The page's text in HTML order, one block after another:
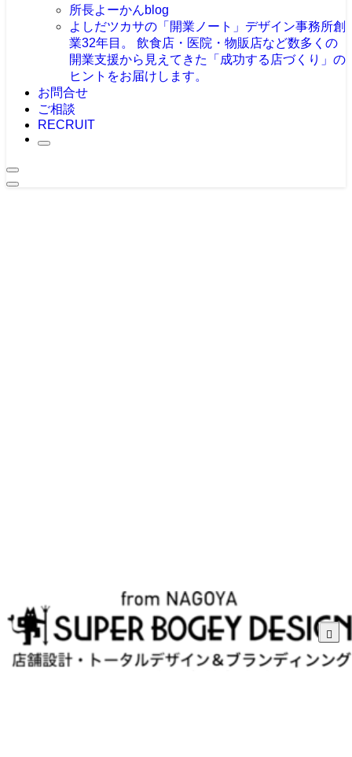
所長よーかんblog
よしだツカサの「開業ノート」 デザイン事務所創
業32年目。 飲食店・医院・物販店など数多くの
開業支援から見えてきた「成功する店づくり」の
ヒントをお届けします。
お問合せ
ご相談
RECRUIT